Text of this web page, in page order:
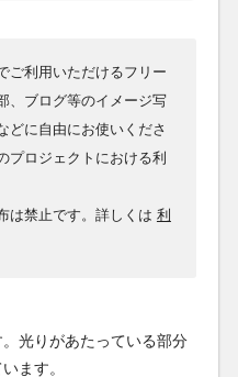
ご利用いただけるフリー
、ブログ等のイメージ写
どに自由にお使いくださ
プロジェクトにおける利
は禁止です。詳しくは 利
光りがあたっている部分
ます。